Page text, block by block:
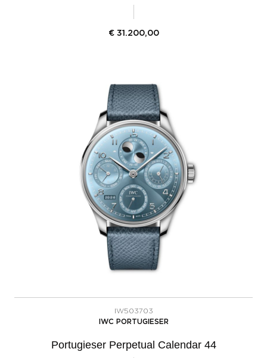
€ 31.200,00
IW503703
IWC PORTUGIESER
Portugieser Perpetual Calendar 44